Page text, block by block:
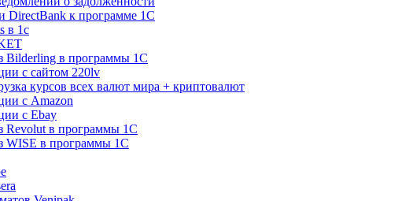
DirectBank к программе 1С
в 1с
Bilderling в программы 1C
с сайтом 220lv
курсов всех валют мира + криптовалют
с Amazon
с Ebay
Revolut в программы 1C
WISE в программы 1C